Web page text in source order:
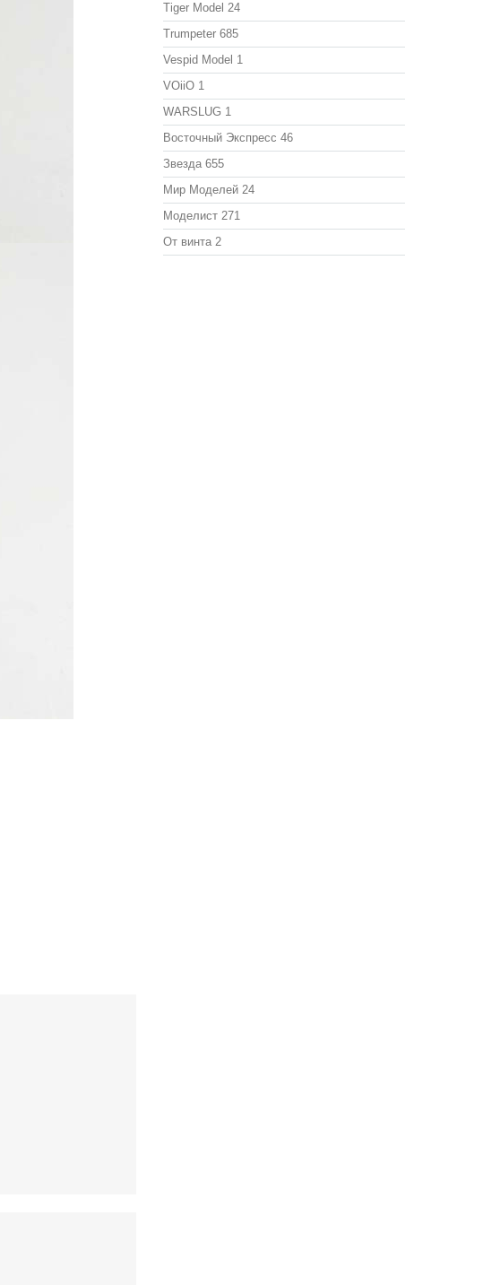
Tiger Model 24
Trumpeter 685
Vespid Model 1
VOiiO 1
WARSLUG 1
Восточный Экспресс 46
Звезда 655
Мир Моделей 24
Моделист 271
От винта 2